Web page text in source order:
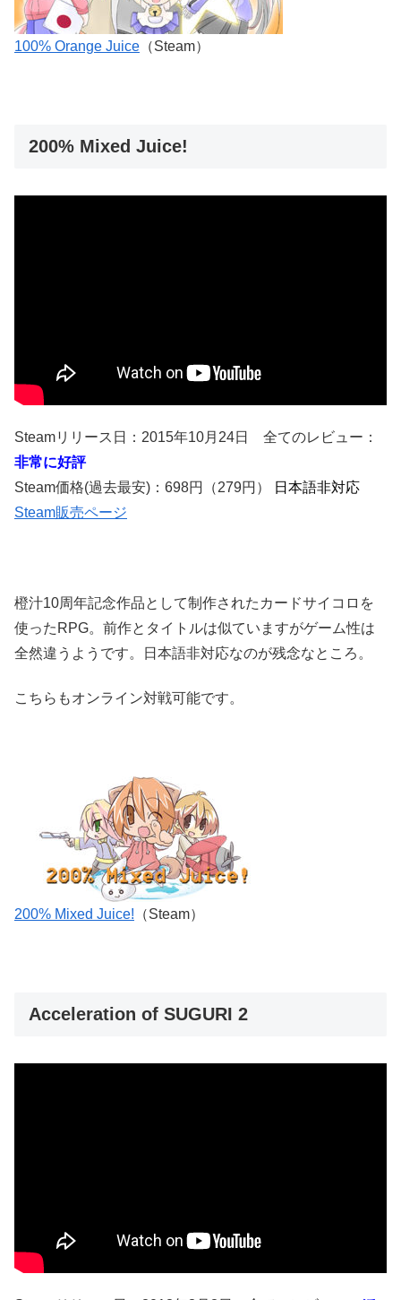
100% Orange Juice （Steam）
200% Mixed Juice!
Steamリリース日：2015年10月24日 全てのレビュー：
非常に好評
Steam価格(過去最安)：698円（279円）
日本語非対応
Steam販売ページ
橙汁10周年記念作品として制作されたカードサイコロを
使ったRPG。前作とタイトルは似ていますがゲーム性は
全然違うようです。日本語非対応なのが残念なところ。
こちらもオンライン対戦可能です。
200% Mixed Juice! （Steam）
Acceleration of SUGURI 2